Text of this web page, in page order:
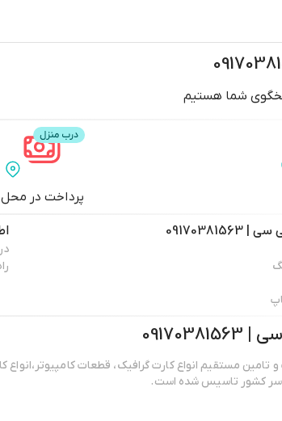
شما هستیم
پرداخت در محل
مستقیم انواع کارت گرافیک، قطعات کامپیوتر،انواع
کشور تاسیس شده است.